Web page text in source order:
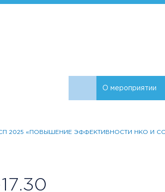
О мероприятии
ВСП 2025 «ПОВЫШЕНИЕ ЭФФЕКТИВНОСТИ НКО